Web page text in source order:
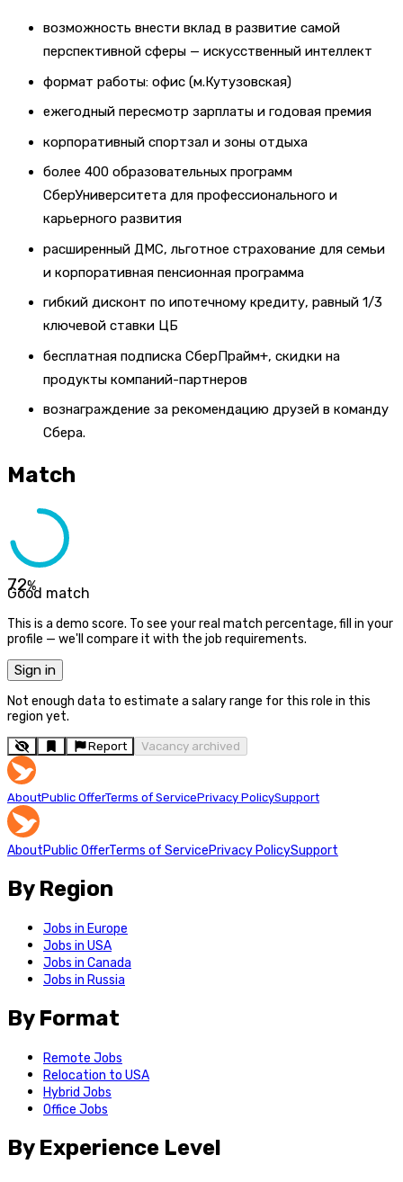
возможность внести вклад в развитие самой
перспективной сферы — искусственный интеллект
формат работы: офис (м.Кутузовская)
ежегодный пересмотр зарплаты и годовая премия
корпоративный спортзал и зоны отдыха
более 400 образовательных программ
СберУниверситета для профессионального и
карьерного развития
расширенный ДМС, льготное страхование для семьи
и корпоративная пенсионная программа
гибкий дисконт по ипотечному кредиту, равный 1/3
ключевой ставки ЦБ
бесплатная подписка СберПрайм+, скидки на
продукты компаний-партнеров
вознаграждение за рекомендацию друзей в команду
Сбера.
Match
72%
Good match
This is a demo score. To see your real match percentage, fill in your
profile — we'll compare it with the job requirements.
Sign in
Not enough data to estimate a salary range for this role in this
region yet.
Report Vacancy archived
AboutPublic OfferTerms of ServicePrivacy PolicySupport
AboutPublic OfferTerms of ServicePrivacy PolicySupport
By Region
Jobs in Europe
Jobs in USA
Jobs in Canada
Jobs in Russia
By Format
Remote Jobs
Relocation to USA
Hybrid Jobs
Office Jobs
By Experience Level